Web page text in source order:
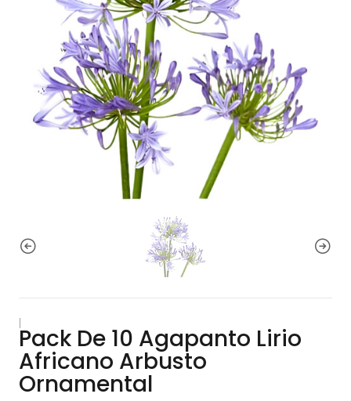
Pack De 10 Agapanto Lirio
Africano Arbusto
Ornamental